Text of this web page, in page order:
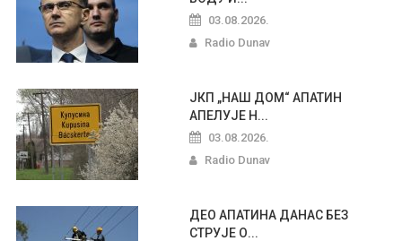
03.08.2026.
Radio Dunav
ЈКП „НАШ ДОМ“ АПАТИН
АПЕЛУЈЕ Н...
03.08.2026.
Radio Dunav
ДЕО АПАТИНА ДАНАС БЕЗ
СТРУЈЕ О...